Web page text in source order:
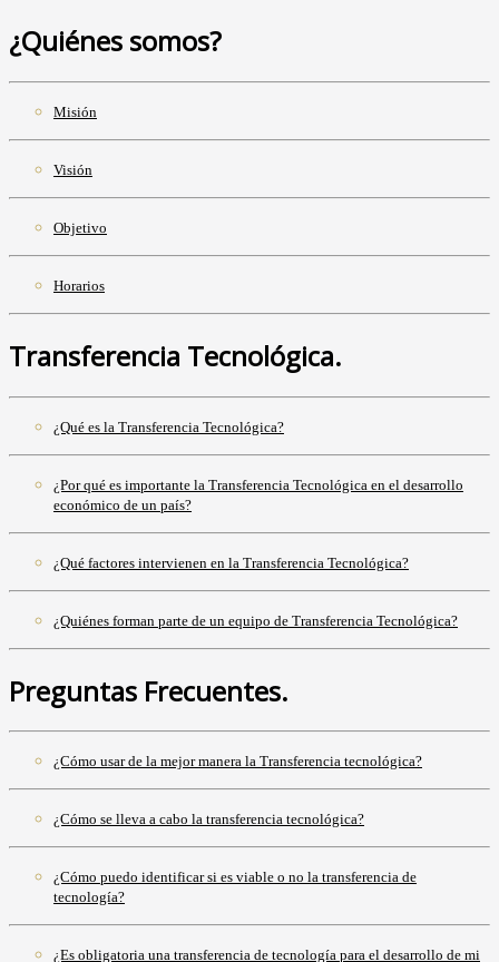
¿Quiénes somos?
Misión
Visión
Objetivo
Horarios
Transferencia Tecnológica.
¿Qué es la Transferencia Tecnológica?
¿Por qué es importante la Transferencia Tecnológica en el desarrollo
económico de un país?
¿Qué factores intervienen en la Transferencia Tecnológica?
¿Quiénes forman parte de un equipo de Transferencia Tecnológica?
Preguntas Frecuentes.
¿Cómo usar de la mejor manera la Transferencia tecnológica?
¿Cómo se lleva a cabo la transferencia tecnológica?
¿Cómo puedo identificar si es viable o no la transferencia de
tecnología?
¿Es obligatoria una transferencia de tecnología para el desarrollo de mi